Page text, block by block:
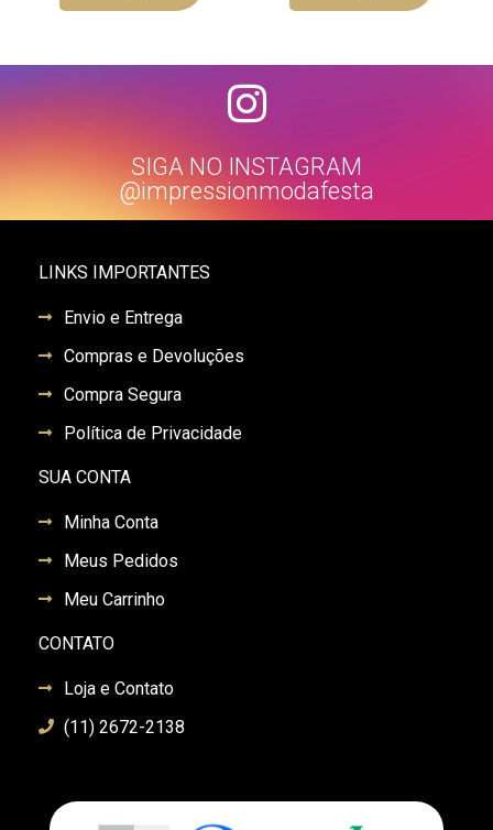
SIGA NO INSTAGRAM
@impressionmodafesta
LINKS IMPORTANTES
Envio e Entrega
Compras e Devoluções
Compra Segura
Política de Privacidade
SUA CONTA
Minha Conta
Meus Pedidos
Meu Carrinho
CONTATO
Loja e Contato
(11) 2672-2138